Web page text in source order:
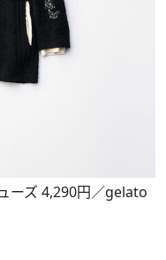
ーズ 4,290円／gelato